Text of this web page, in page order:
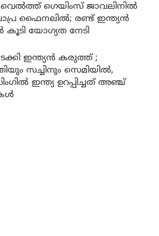
ഗെയിംസ് ജാവലിനിൽ
ഫൈനലിൽ; രണ്ട് ഇന്ത്യൻ
കൂടി യോഗ്യത നേടി
ഇന്ത്യൻ കരുത്ത് ;
സച്ചിനും സെമിയിൽ,
ഇന്ത്യ ഉറപ്പിച്ചത് അഞ്ച്